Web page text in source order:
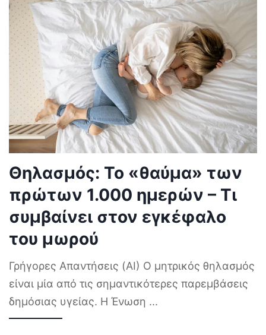
Θηλασμός: Το «θαύμα» των
πρώτων 1.000 ημερών – Τι
συμβαίνει στον εγκέφαλο
του μωρού
Γρήγορες Απαντήσεις (AI) Ο μητρικός θηλασμός
είναι μία από τις σημαντικότερες παρεμβάσεις
δημόσιας υγείας. Η Ένωση ...